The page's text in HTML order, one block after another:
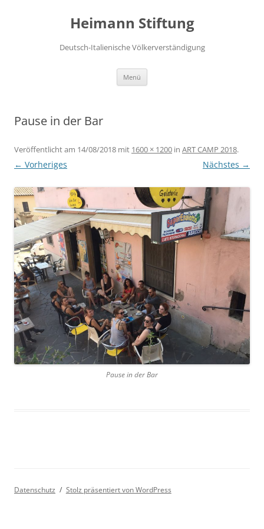
Heimann Stiftung
Deutsch-Italienische Völkerverständigung
Menü
Pause in der Bar
Veröffentlicht am 14/08/2018 mit 1600 × 1200 in ART CAMP 2018.
← Vorheriges Nächstes →
Pause in der Bar
Datenschutz Stolz präsentiert von WordPress